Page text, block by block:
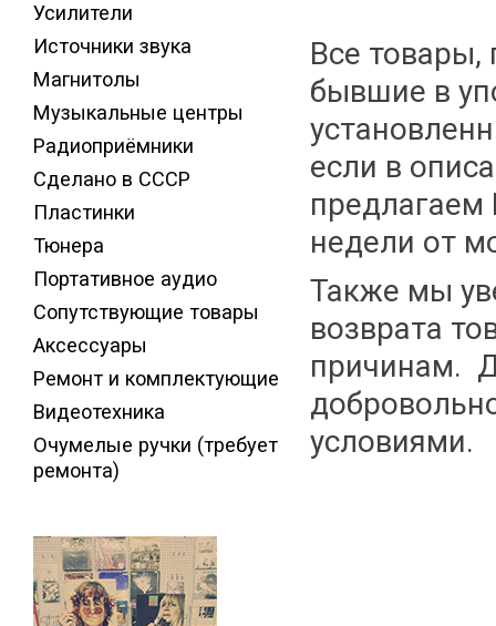
Усилители
Источники звука
Магнитолы
Музыкальные центры
Радиоприёмники
Сделано в СССР
Пластинки
Тюнера
Портативное аудио
Сопутствующие товары
Аксессуары
Ремонт и комплектующие
Видеотехника
Очумелые ручки (требует
ремонта)
Все
бывшие в
если в
предлагаем
недели от
Также мы
возврата
причинам.
условиями.